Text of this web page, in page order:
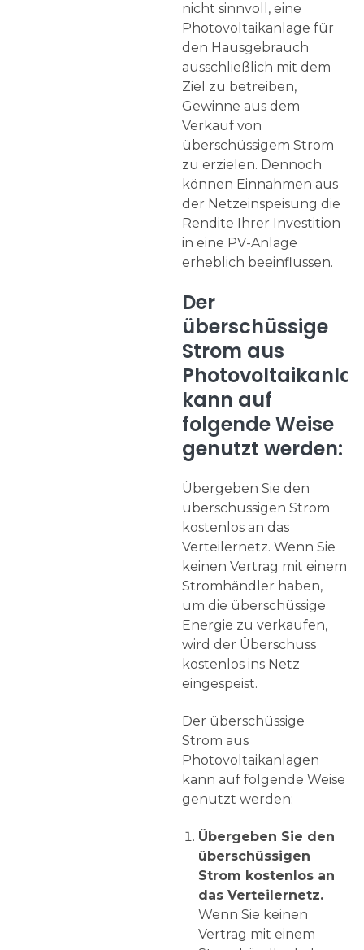
nicht sinnvoll, eine
Photovoltaikanlage für
den Hausgebrauch
ausschließlich mit dem
Ziel zu betreiben,
Gewinne aus dem
Verkauf von
überschüssigem Strom
zu erzielen. Dennoch
können Einnahmen aus
der Netzeinspeisung die
Rendite Ihrer Investition
in eine PV-Anlage
erheblich beeinflussen.
Der
überschüssige
Strom aus
kann auf
folgende Weise
genutzt werden:
Übergeben Sie den
überschüssigen Strom
kostenlos an das
Verteilernetz. Wenn Sie
keinen Vertrag mit einem
Stromhändler haben,
um die überschüssige
Energie zu verkaufen,
wird der Überschuss
kostenlos ins Netz
eingespeist.
Der überschüssige
Strom aus
Photovoltaikanlagen
kann auf folgende Weise
genutzt werden:
Übergeben Sie den
überschüssigen
Strom kostenlos an
das Verteilernetz.
Wenn Sie keinen
Vertrag mit einem